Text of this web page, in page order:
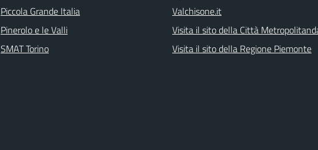
Piccola Grande Italia
Pinerolo e le Valli
SMAT Torino
Valchisone.it
Visita il sito della Città Metropolitanda
Visita il sito della Regione Piemonte